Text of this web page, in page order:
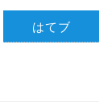
はてブ